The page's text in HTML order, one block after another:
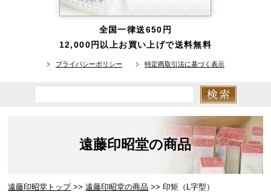
全国一律送650円
12,000円以上お買い上げで送料無料
プライバシーポリシー 特定商取引法に基づく表示
遠藤印昭堂の商品
遠藤印昭堂トップ>>遠藤印昭堂の商品 >> 印矩（L字型）